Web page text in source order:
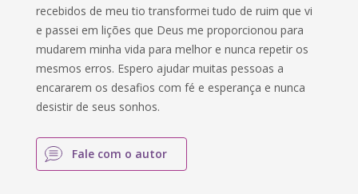
recebidos de meu tio transformei tudo de ruim que vi
e passei em lições que Deus me proporcionou para
mudarem minha vida para melhor e nunca repetir os
mesmos erros. Espero ajudar muitas pessoas a
encararem os desafios com fé e esperança e nunca
desistir de seus sonhos.
Fale com o autor